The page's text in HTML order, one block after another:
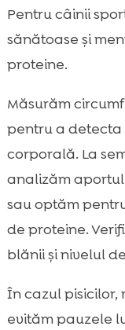
Pentru câinii
sănătoase și
proteine.
Măsurăm
pentru a detecta
corporală. La
analizăm
sau optăm
de proteine.
blănii și nivelul
În cazul pisicilor,
evităm pauzele